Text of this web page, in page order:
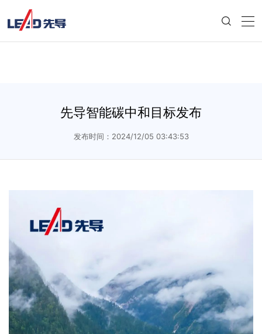
先导智能碳中和目标发布
发布时间：2024/12/05 03:43:53